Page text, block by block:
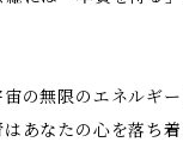
の無限のエネルギ
あなたの心を落ち着